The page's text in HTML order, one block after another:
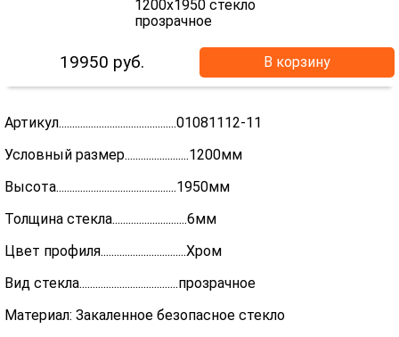
19950 руб. В корзину
Артикул............................................01081112-11
Условный размер........................1200мм
Высота.............................................1950мм
Толщина стекла............................6мм
Цвет профиля................................Хром
Вид стекла.....................................прозрачное
Материал: Закаленное безопасное стекло